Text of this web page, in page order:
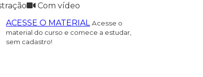
Com vídeo
ACESSE O MATERIAL Acesse o
material do curso e comece a estudar,
sem cadastro!